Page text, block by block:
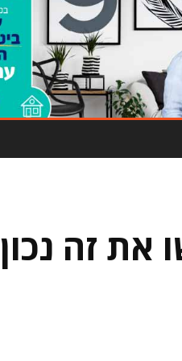
-
זה נכון